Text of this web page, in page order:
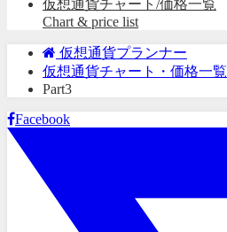
仮想通貨チャート/価格一覧
Chart & price list
仮想通貨プランナー
仮想通貨チャート・価格一覧
Part3
Facebook